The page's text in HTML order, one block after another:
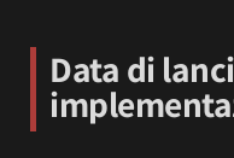
Data di
implementa